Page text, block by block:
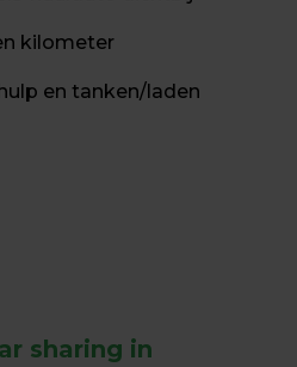
kilometer
en tanken/laden
sharing in